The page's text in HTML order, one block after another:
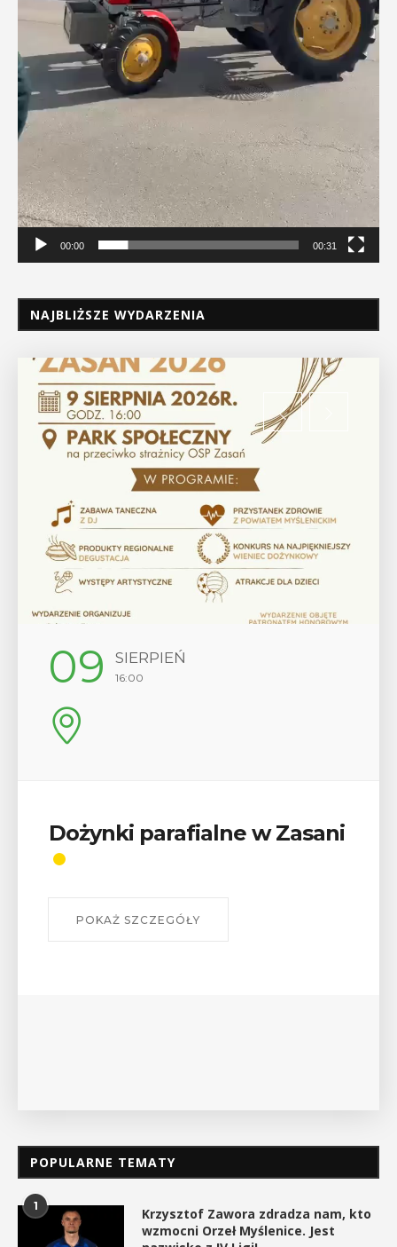
00:00 00:31
NAJBLIŻSZE WYDARZENIA
12 SIERPIEŃ
Wykład „Jak zdobyć
W środę 12 sierpnia o godz. 17 w Miejskiej
POPULARNE TEMATY
1
Krzysztof Zawora zdradza nam, kto
wzmocni Orzeł Myślenice. Jest